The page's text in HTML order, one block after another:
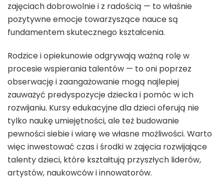
zajęciach dobrowolnie i z radością — to właśnie
pozytywne emocje towarzyszące nauce są
fundamentem skutecznego kształcenia.
Rodzice i opiekunowie odgrywają ważną rolę w
procesie wspierania talentów — to oni poprzez
obserwację i zaangażowanie mogą najlepiej
zauważyć predyspozycje dziecka i pomóc w ich
rozwijaniu. Kursy edukacyjne dla dzieci oferują nie
tylko naukę umiejętności, ale też budowanie
pewności siebie i wiarę we własne możliwości. Warto
więc inwestować czas i środki w zajęcia rozwijające
talenty dzieci, które kształtują przyszłych liderów,
artystów, naukowców i innowatorów.